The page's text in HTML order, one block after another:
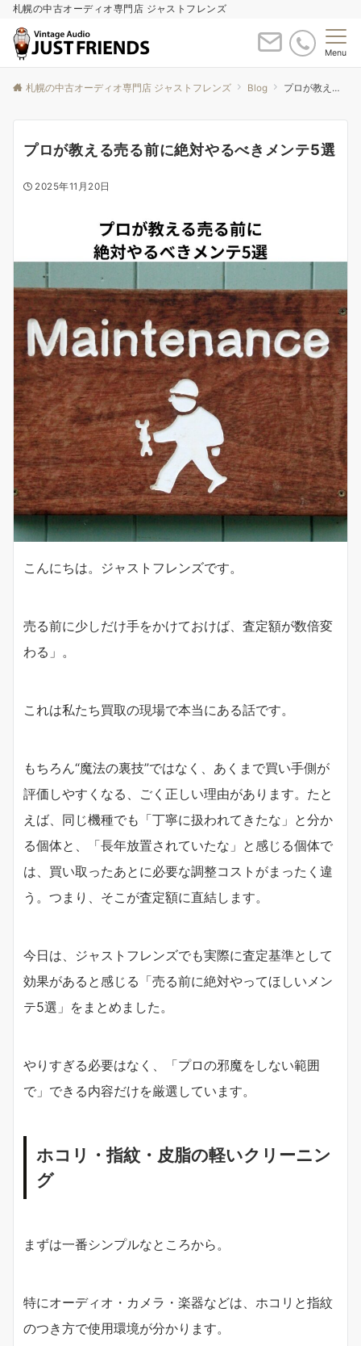
札幌の中古オーディオ専門店 ジャストフレンズ
Menu
札幌の中古オーディオ専門店 ジャストフレンズ Blog プロが教える売る前に絶対やるべきメンテ5選
プロが教える売る前に絶対やるべきメンテ5選
2025年11月20日
こんにちは。ジャストフレンズです。
売る前に少しだけ手をかけておけば、査定額が数倍変
わる」。
これは私たち買取の現場で本当にある話です。
もちろん“魔法の裏技”ではなく、あくまで買い手側が
評価しやすくなる、ごく正しい理由があります。たと
えば、同じ機種でも「丁寧に扱われてきたな」と分か
る個体と、「長年放置されていたな」と感じる個体で
は、買い取ったあとに必要な調整コストがまったく違
う。つまり、そこが査定額に直結します。
今日は、ジャストフレンズでも実際に査定基準として
効果があると感じる「売る前に絶対やってほしいメン
テ5選」をまとめました。
やりすぎる必要はなく、「プロの邪魔をしない範囲
で」できる内容だけを厳選しています。
ホコリ・指紋・皮脂の軽いクリーニン
グ
まずは一番シンプルなところから。
特にオーディオ・カメラ・楽器などは、ホコリと指紋
のつき方で使用環境が分かります。